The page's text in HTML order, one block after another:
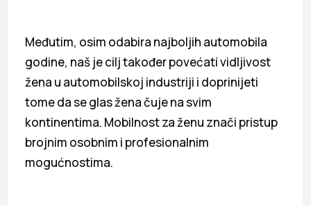
Međutim, osim odabira najboljih automobila
godine, naš je cilj također povećati vidljivost
žena u automobilskoj industriji i doprinijeti
tome da se glas žena čuje na svim
kontinentima. Mobilnost za ženu znači pristup
brojnim osobnim i profesionalnim
mogućnostima.